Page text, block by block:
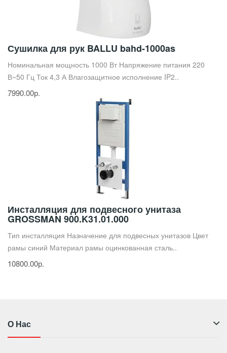
Сушилка для рук BALLU bahd-1000as
Номинальная мощность 1000 Вт Напряжение питания 220
В~50 Гц Ток 4,3 А Влагозащитное исполнение IP2..
7990.00р.
Инсталляция для подвесного унитаза
GROSSMAN 900.K31.01.000
Тип инсталляция Назначение для подвесных унитазов Цвет
рамы синий Материал рамы оцинкованная сталь..
10800.00р.
О Нас